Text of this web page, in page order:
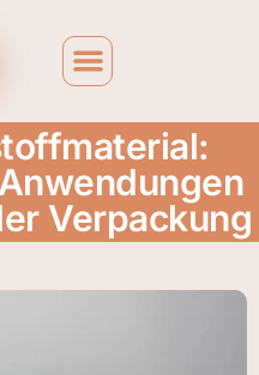
Verpackung